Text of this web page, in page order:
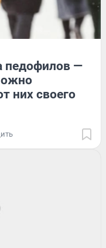
педофилов —
них своего